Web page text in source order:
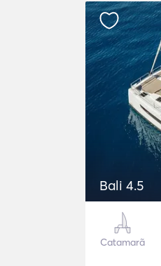
Bali 4.5
Catamarã